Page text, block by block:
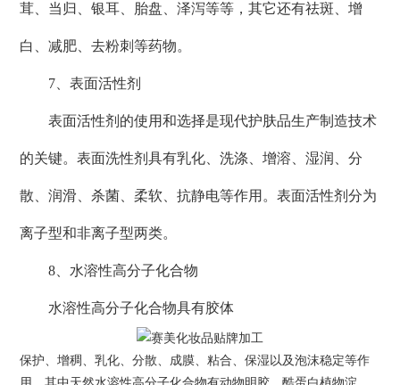
茸、当归、银耳、胎盘、泽泻等等，其它还有祛斑、增
白、减肥、去粉刺等药物。
7、表面活性剂
表面活性剂的使用和选择是现代护肤品生产制造技术
的关键。表面洗性剂具有乳化、洗涤、增溶、湿润、分
散、润滑、杀菌、柔软、抗静电等作用。表面活性剂分为
离子型和非离子型两类。
8、水溶性高分子化合物
水溶性高分子化合物具有胶体
保护、增稠、乳化、分散、成膜、粘合、保湿以及泡沫稳定等作